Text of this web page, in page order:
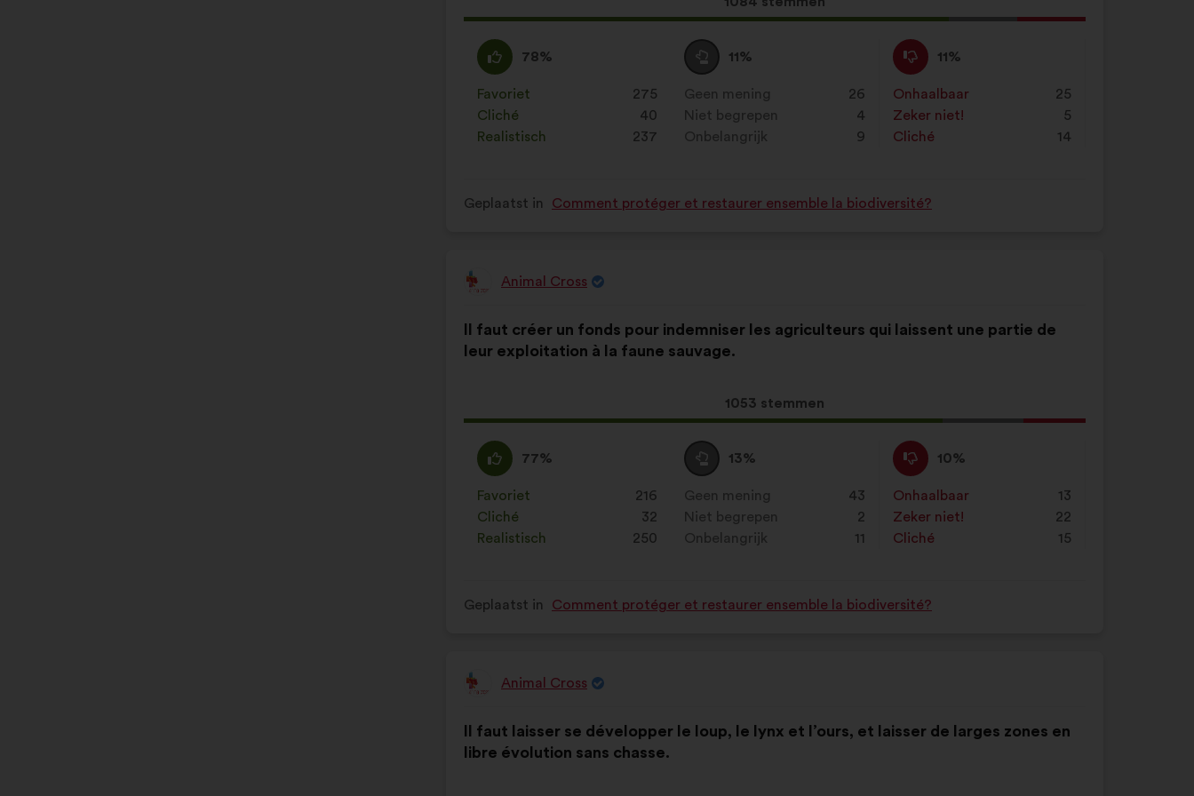
voorstel
Mee
eens
:
78%
Dit
voorstel
is
gekwalificeerd
als:
Favoriet
: 275
keer
Cliché
: 40
keer
Realistisch
: 237
keer
Neutraal
:
11%
Dit
voorstel
is
gekwalificeerd
als:
Geen mening
: 26
keer
Niet begrepen
: 4
keer
Onbelangrijk
: 9
keer
Niet
mee
eens
:
11%
Dit
voorstel
is
gekwalificeerd
als:
Onhaalbaar
: 25
keer
Zeker niet!
: 5
keer
Cliché
: 14
keer
Geplaatst in Comment protéger et restaurer ensemble la biodiversité?
Voorstel
Animal Cross
van
het
Il faut créer un fonds pour indemniser les agriculteurs qui laissent une partie de
leur exploitation à la faune sauvage.
Dit
voorstel
1053 stemmen
de
volgende
Mee
eens
:
77%
Dit
voorstel
is
gekwalificeerd
als:
Favoriet
: 216
keer
Cliché
: 32
keer
Realistisch
: 250
keer
Neutraal
:
13%
Dit
voorstel
is
gekwalificeerd
als:
Geen mening
: 43
keer
Niet begrepen
: 2
keer
Onbelangrijk
: 11
keer
Niet
mee
eens
:
10%
Dit
voorstel
is
gekwalificeerd
als:
Onhaalbaar
: 13
keer
Zeker niet!
: 22
keer
Cliché
: 15
keer
Geplaatst in Comment protéger et restaurer ensemble la biodiversité?
Voorstel
Animal Cross
van
het
Il faut laisser se développer le loup, le lynx et l’ours, et laisser de larges zones en
libre évolution sans chasse.
de
volgende